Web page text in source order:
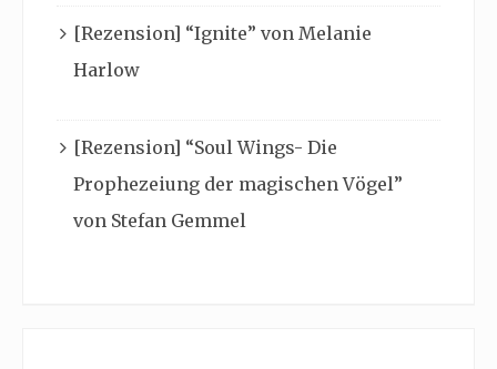
[Rezension] “Ignite” von Melanie
Harlow
[Rezension] “Soul Wings- Die
Prophezeiung der magischen Vögel”
von Stefan Gemmel